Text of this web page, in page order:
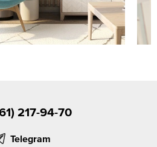
217-94-70
Telegram